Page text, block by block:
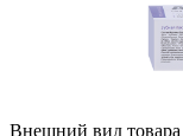
Внешний вид товара